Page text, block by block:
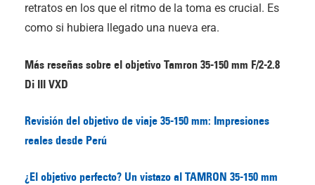
retratos en los que el ritmo de la toma es crucial. Es
como si hubiera llegado una nueva era.
Más reseñas sobre el objetivo Tamron 35-150 mm F/2-2.8
Di III VXD
Revisión del objetivo de viaje 35-150 mm: Impresiones
reales desde Perú
¿El objetivo perfecto? Un vistazo al TAMRON 35-150 mm